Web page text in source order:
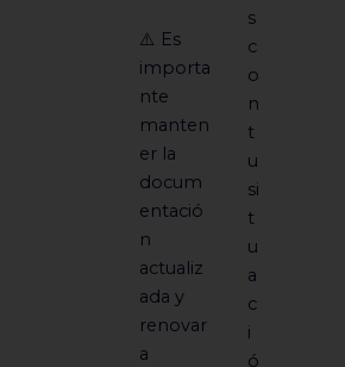
⚠️ Es
importa
nte
manten
er la
docum
entació
n
actualiz
ada y
renovar
a
s
c
o
n
t
u
si
t
u
a
c
i
ó